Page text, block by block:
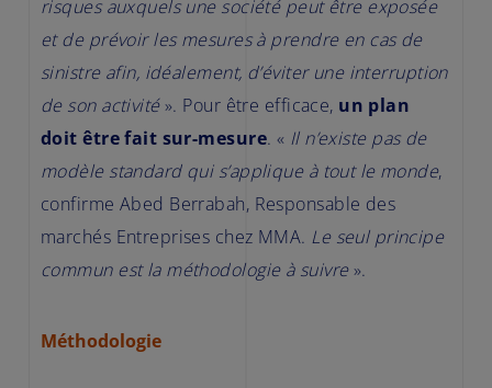
risques auxquels une société peut être exposée
et de prévoir les mesures à prendre en cas de
sinistre afin, idéalement, d’éviter une interruption
de son activité». Pour être efficace, un plan
doit être fait sur-mesure. « Il n’existe pas de
modèle standard qui s’applique à tout le monde,
confirme Abed Berrabah, Responsable des
marchés Entreprises chez MMA. Le seul principe
commun est la méthodologie à suivre».
Méthodologie